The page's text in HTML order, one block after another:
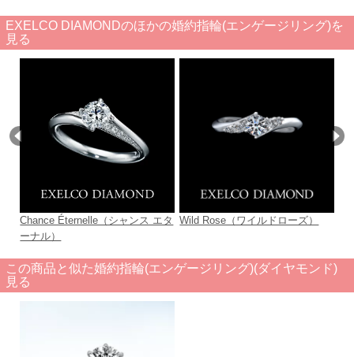
EXELCO DIAMONDのほかの婚約指輪(エンゲージリング)を
見る
Chance Éternelle（シャンス エタ
ーナル）
Wild Rose（ワイルドローズ）
この商品と似た婚約指輪(エンゲージリング)(ダイヤモンド)
見る